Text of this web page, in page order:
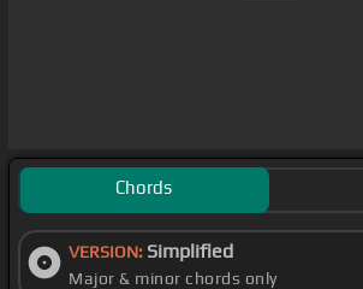
Chords
VERSION: Simplified
Major & minor chords only